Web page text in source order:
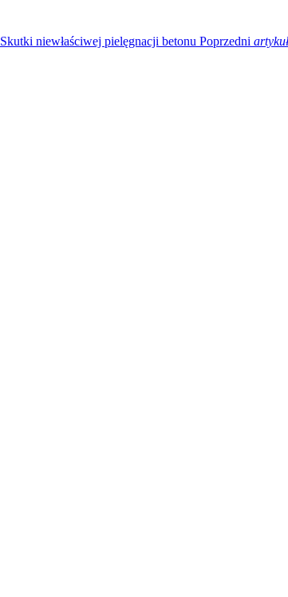
Skutki niewłaściwej pielęgnacji betonu Poprzedni artykuł